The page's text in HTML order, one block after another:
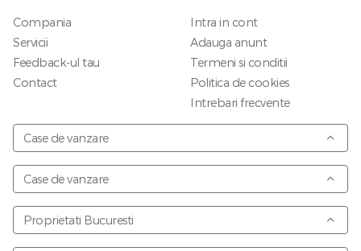
Compania
Servicii
Feedback-ul tau
Contact
Intra in cont
Adauga anunt
Termeni si conditii
Politica de cookies
Intrebari frecvente
Case de vanzare
Case de vanzare
Proprietati Bucuresti